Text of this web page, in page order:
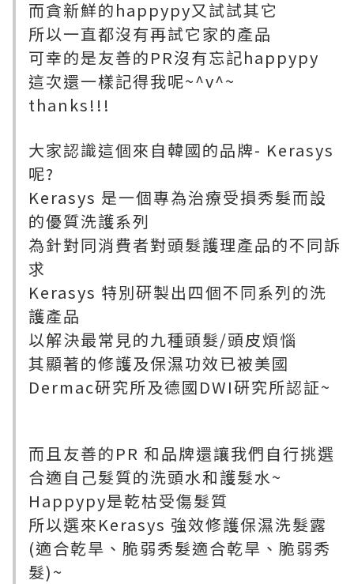
而貪新鮮的happypy又試試其它
所以一直都沒有再試它家的產品
可幸的是友善的PR沒有忘記happypy
這次還一樣記得我呢~^v^~
thanks!!!
大家認識這個來自韓國的品牌- Kerasys
呢?
Kerasys 是一個專為治療受損秀髮而設
的優質洗護系列
為針對同消費者對頭髮護理產品的不同訴
求
Kerasys 特別硏製出四個不同系列的洗
護產品
以解決最常見的九種頭髮/頭皮煩惱
其顯著的修護及保濕功效已被美國
Dermac硏究所及德國DWI硏究所認証~
而且友善的PR 和品牌還讓我們自行挑選
合適自己髮質的洗頭水和護髮水~
Happypy是乾枯受傷髮質
所以選來Kerasys 強效修護保濕洗髮露
(適合乾旱、脆弱秀髮適合乾旱、脆弱秀
髮)~